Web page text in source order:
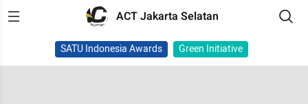
ACT Jakarta Selatan
SATU Indonesia Awards Green Initiative